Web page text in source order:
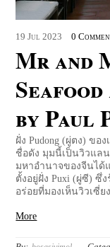
19 Jul 2023 0
Mr and
by Paul
ฝั่ง Pudong (ผู่ตง) ขอ
ชื่อดัง มุมนี้เป็นวิวแล
มหาอำนาจของจีนได้
ตั้งอยู่ฝั่ง Puxi (ผู่ซี) ซึ่
อร่อยที่มองเห็นวิวเซี่ย
More